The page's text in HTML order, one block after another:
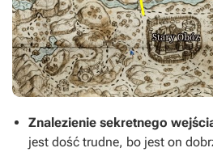
Znalezienie sekretnego
jest dość trudne, bo jest on